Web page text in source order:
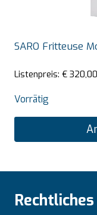
SARO Fritteuse
Listenpreis: € 320,00
Vorrätig
Rechtliches